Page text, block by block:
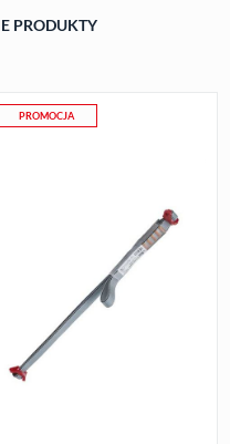
PRODUKTY
PROMOCJA